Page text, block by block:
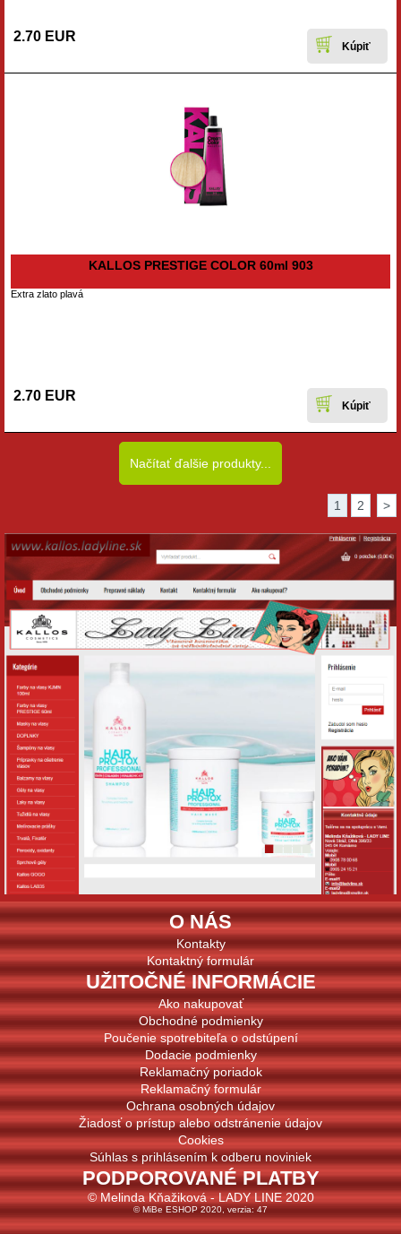
2.70 EUR
KALLOS PRESTIGE COLOR 60ml 903
Extra zlato plavá
2.70 EUR
Načítať ďalšie produkty...
1 2 >
O NÁS
Kontakty
Kontaktný formulár
UŽITOČNÉ INFORMÁCIE
Ako nakupovať
Obchodné podmienky
Poučenie spotrebiteľa o odstúpení
Dodacie podmienky
Reklamačný poriadok
Reklamačný formulár
Ochrana osobných údajov
Žiadosť o prístup alebo odstránenie údajov
Cookies
Súhlas s prihlásením k odberu noviniek
PODPOROVANÉ PLATBY
© Melinda Kňažiková - LADY LINE 2020
© MiBe ESHOP 2020, verzia: 47